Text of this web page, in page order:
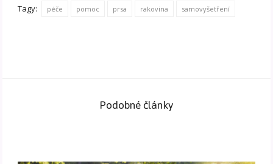
Tagy: péče pomoc prsa rakovina samovyšetření
Podobné články